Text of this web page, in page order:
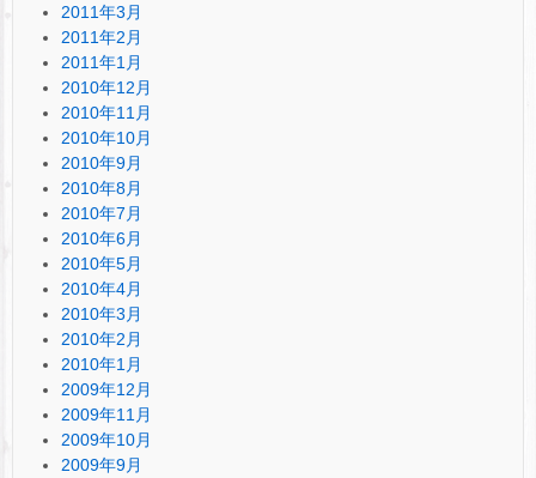
2011年3月
2011年2月
2011年1月
2010年12月
2010年11月
2010年10月
2010年9月
2010年8月
2010年7月
2010年6月
2010年5月
2010年4月
2010年3月
2010年2月
2010年1月
2009年12月
2009年11月
2009年10月
2009年9月